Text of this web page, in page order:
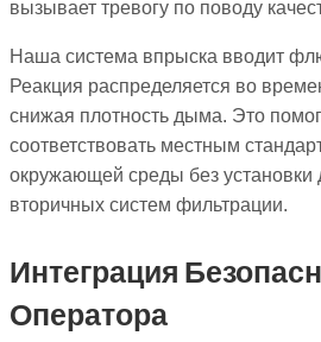
вызывает тревогу по поводу
Наша система впрыска вводит
Реакция распределяется во
снижая плотность дыма. Это
соответствовать местным
окружающей среды без установки
вторичных систем фильтрации.
Интеграция
Оператора